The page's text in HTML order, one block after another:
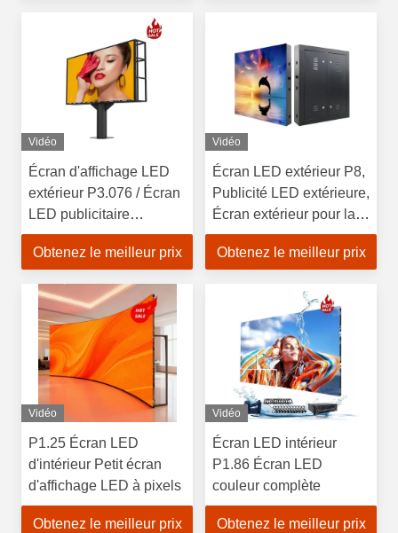
Vidéo
Écran d'affichage LED
extérieur P3.076 / Écran
LED publicitaire
extérieur
Obtenez le meilleur prix
Vidéo
Écran LED extérieur P8,
Publicité LED extérieure,
Écran extérieur pour la
publicité, Écran LED
Obtenez le meilleur prix
Vidéo
P1.25 Écran LED
d'intérieur Petit écran
d'affichage LED à pixels
Obtenez le meilleur prix
Vidéo
Écran LED intérieur
P1.86 Écran LED
couleur complète
Obtenez le meilleur prix